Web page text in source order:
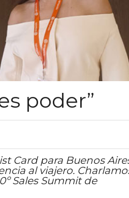
poder”
Card para Buenos
al viajero.
Sales Summit de